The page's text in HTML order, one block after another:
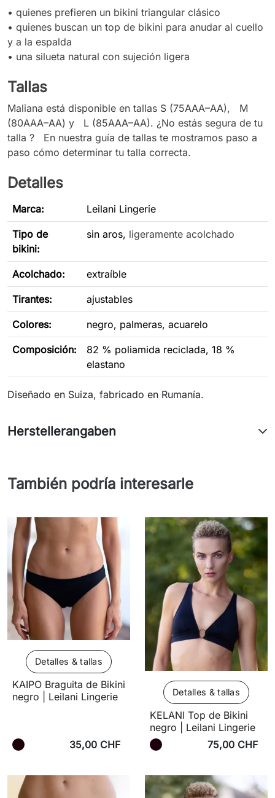
• quienes prefieren un bikini triangular clásico
• quienes buscan un top de bikini para anudar al cuello
y a la espalda
• una silueta natural con sujeción ligera
Tallas
Maliana está disponible en tallas S (75AAA–AA), M
(80AAA–AA) y L (85AAA–AA). ¿No estás segura de tu
talla ? En nuestra guía de tallas te mostramos paso a
paso cómo determinar tu talla correcta.
Detalles
Marca: Leilani Lingerie
Tipo de
bikini:
sin aros, ligeramente acolchado
Acolchado: extraíble
Tirantes: ajustables
Colores: negro, palmeras, acuarelo
Composición:
82 % poliamida reciclada, 18 %
elastano
Diseñado en Suiza, fabricado en Rumanía.
Herstellerangaben
También podría interesarle
Detalles & tallas
KAIPO Braguita de Bikini
negro | Leilani Lingerie
35,00 CHF
Detalles & tallas
KELANI Top de Bikini
negro | Leilani Lingerie
75,00 CHF